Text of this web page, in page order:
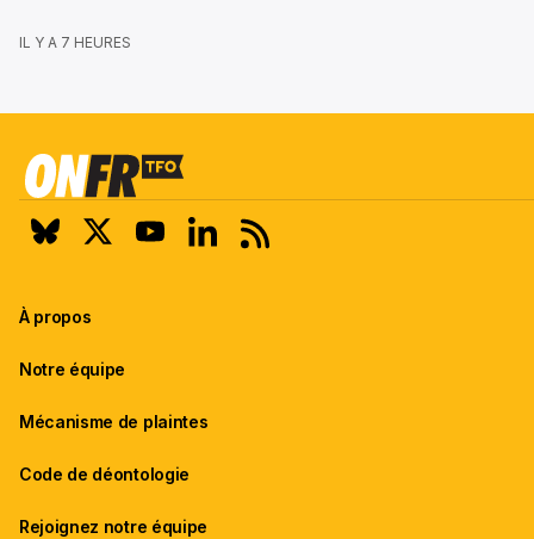
IL Y A 7 HEURES
À propos
Notre équipe
Mécanisme de plaintes
Code de déontologie
Rejoignez notre équipe